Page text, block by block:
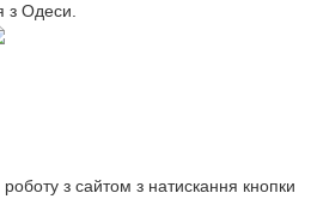
з Одеси.
з сайтом з натискання кнопки